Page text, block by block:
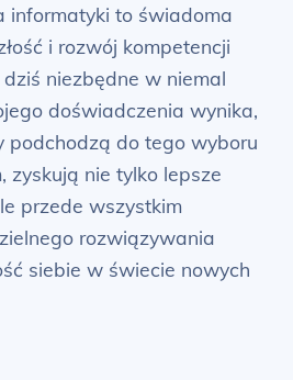
informatyki to świadoma
i rozwój kompetencji
niezbędne w niemal
doświadczenia wynika,
podchodzą do tego wyboru
zyskują nie tylko lepsze
przede wszystkim
rozwiązywania
siebie w świecie nowych